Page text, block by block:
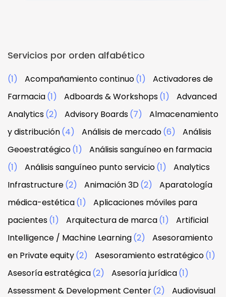
Servicios por orden alfabético
(1) Acompañamiento continuo(1)
Activadores de
Farmacia(1) Adboards & Workshops(1)
Advanced
Analytics(2) Advisory Boards(7)
Almacenamiento
y distribución(4) Análisis de mercado(6)
Análisis
Geoestratégico(1)
Análisis sanguíneo en farmacia
(1)
Análisis sanguíneo punto servicio(1)
Analytics
Infrastructure(2) Animación 3D(2)
Aparatología
médica-estética(1)
Aplicaciones móviles para
pacientes(1) Arquitectura de marca(1)
Artificial
Intelligence / Machine Learning(2)
Asesoramiento
en Private equity(2) Asesoramiento estratégico(1)
Asesoría estratégica(2) Asesoría jurídica(1)
Assessment & Development Center(2)
Audiovisual